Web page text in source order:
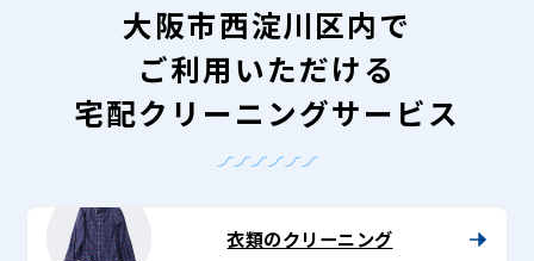
大阪市西淀川区内で
ご利用いただける
宅配クリーニングサービス
衣類のクリーニング